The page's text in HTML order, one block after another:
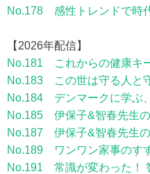
No.178 感性トレンドで時
【2026年配信】
No.181 これからの健康キ
No.183 この世は守る人と
No.184 デンマークに学ぶ
No.185 伊保子&智春先生
No.187 伊保子&智春先生
No.189 ワンワン家事のす
No.191 常識が変わった！